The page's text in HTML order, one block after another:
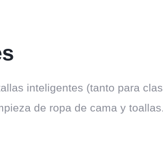
inteligentes (tanto para
de ropa de cama y toallas.